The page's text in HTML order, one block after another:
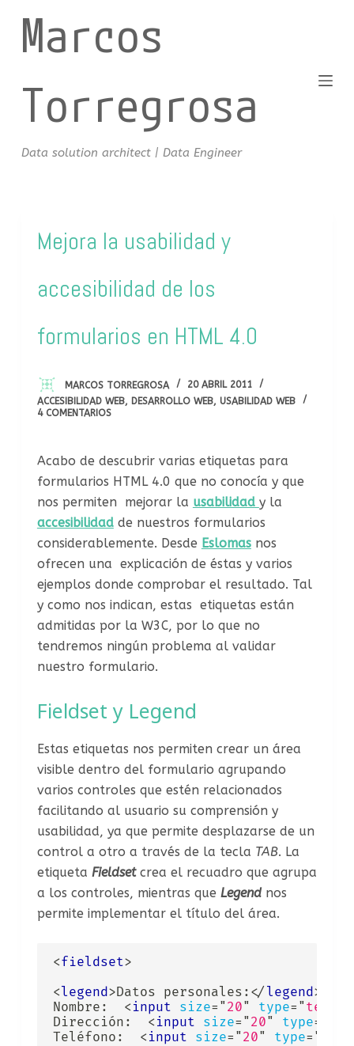
Marcos
Torregrosa
Data solution architect | Data Engineer
Mejora la usabilidad y
accesibilidad de los
formularios en HTML 4.0
MARCOS TORREGROSA
20 ABRIL 2011
ACCESIBILIDAD WEB, DESARROLLO WEB, USABILIDAD WEB
4 COMENTARIOS
Acabo de descubrir varias etiquetas para
formularios HTML 4.0 que no conocía y que
nos permiten mejorar la usabilidad y la
accesibilidadde nuestros formularios
considerablemente. Desde Eslomasnos
ofrecen una explicación de éstas y varios
ejemplos donde comprobar el resultado. Tal
y como nos indican, estas etiquetas están
admitidas por la W3C, por lo que no
tendremos ningún problema al validar
nuestro formulario.
Fieldset y Legend
Estas etiquetas nos permiten crear un área
visible dentro del formulario agrupando
varios controles que estén relacionados
facilitando al usuario su comprensión y
usabilidad, ya que permite desplazarse de un
control a otro a través de la tecla TAB. La
etiqueta Fieldsetcrea el recuadro que agrupa
a los controles, mientras que Legend nos
permite implementar el título del área.
<fieldset>
<legend>Datos personales: </ legend>
Nombre: <input size= " 20" type= " text
Dirección: <input size= " 20" type=
Teléfono: <input size= " 20" type= "